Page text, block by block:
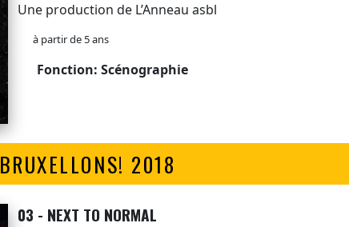
Une production de L’Anneau asbl
à partir de 5 ans
Fonction: Scénographie
BRUXELLONS! 2018
03 - NEXT TO NORMAL